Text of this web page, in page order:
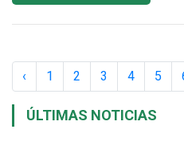
‹ 1 2 3 4 5
ÚLTIMAS NOTICIAS